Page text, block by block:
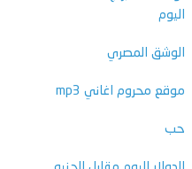
اليوم
الوشق المصري
موقع محروم اغاني mp3
حب